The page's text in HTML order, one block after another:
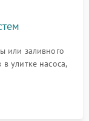
или заливного
в улитке насоса,
платы
проводки.